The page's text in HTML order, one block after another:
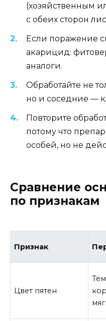
(хозяйственным
с обеих сторон
Если поражение
акарицид:
аналоги.
Обработайте не
но и соседние —
Повторите
потому что
особей, но не
Сравнение
по признакам
Признак
Цвет пятен